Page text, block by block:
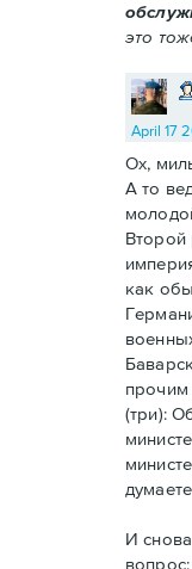
это
April 17
Ох,
А то
Второй
как
прочим
(три):
И